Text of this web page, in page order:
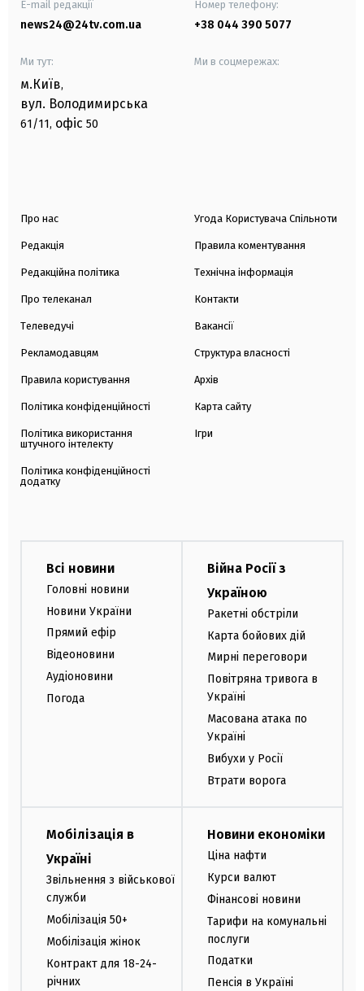
E-mail редакції
news24@24tv.com.ua
Номер телефону:
+38 044 390 5077
Ми тут:
м.Київ,
вул. Володимирська
61/11, офіс 50
Ми в соцмережах:
Про нас
Редакція
Редакційна політика
Про телеканал
Телеведучі
Рекламодавцям
Правила користування
Політика конфіденційності
Політика використання
штучного інтелекту
Політика конфіденційності
додатку
Угода Користувача Спільноти
Правила коментування
Технічна інформація
Контакти
Вакансії
Структура власності
Архів
Карта сайту
Ігри
Всі новини
Головні новини
Новини України
Прямий ефір
Відеоновини
Аудіоновини
Погода
Війна Росії з
Україною
Ракетні обстріли
Карта бойових дій
Мирні переговори
Повітряна тривога в
Україні
Масована атака по
Україні
Вибухи у Росії
Втрати ворога
Мобілізація в
Україні
Звільнення з військової
служби
Мобілізація 50+
Мобілізація жінок
Контракт для 18-24-
річних
Новини економіки
Ціна нафти
Курси валют
Фінансові новини
Тарифи на комунальні
послуги
Податки
Пенсія в Україні